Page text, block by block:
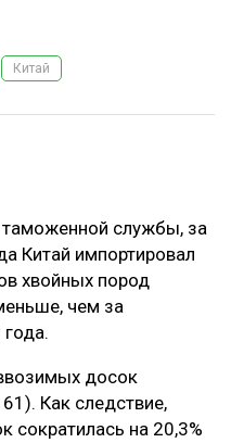
Китай
службы, за
Китай импортировал
хвойных пород
чем за
досок
Как следствие,
сократилась на 20,3%